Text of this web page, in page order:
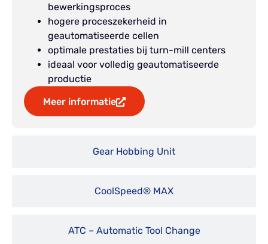
Gear Hobbing Unit
CoolSpeed® MAX
ATC – Automatic Tool Change
bewerkingsproces
hogere proceszekerheid in
geautomatiseerde cellen
optimale prestaties bij turn-mill centers
ideaal voor volledig geautomatiseerde
productie
Meer informatie